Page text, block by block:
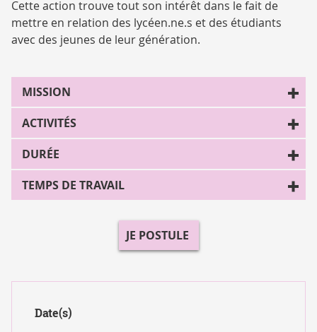
Cette action trouve tout son intérêt dans le fait de
mettre en relation des lycéen.ne.s et des étudiants
avec des jeunes de leur génération.
MISSION
ACTIVITÉS
DURÉE
TEMPS DE TRAVAIL
JE POSTULE
Date(s)